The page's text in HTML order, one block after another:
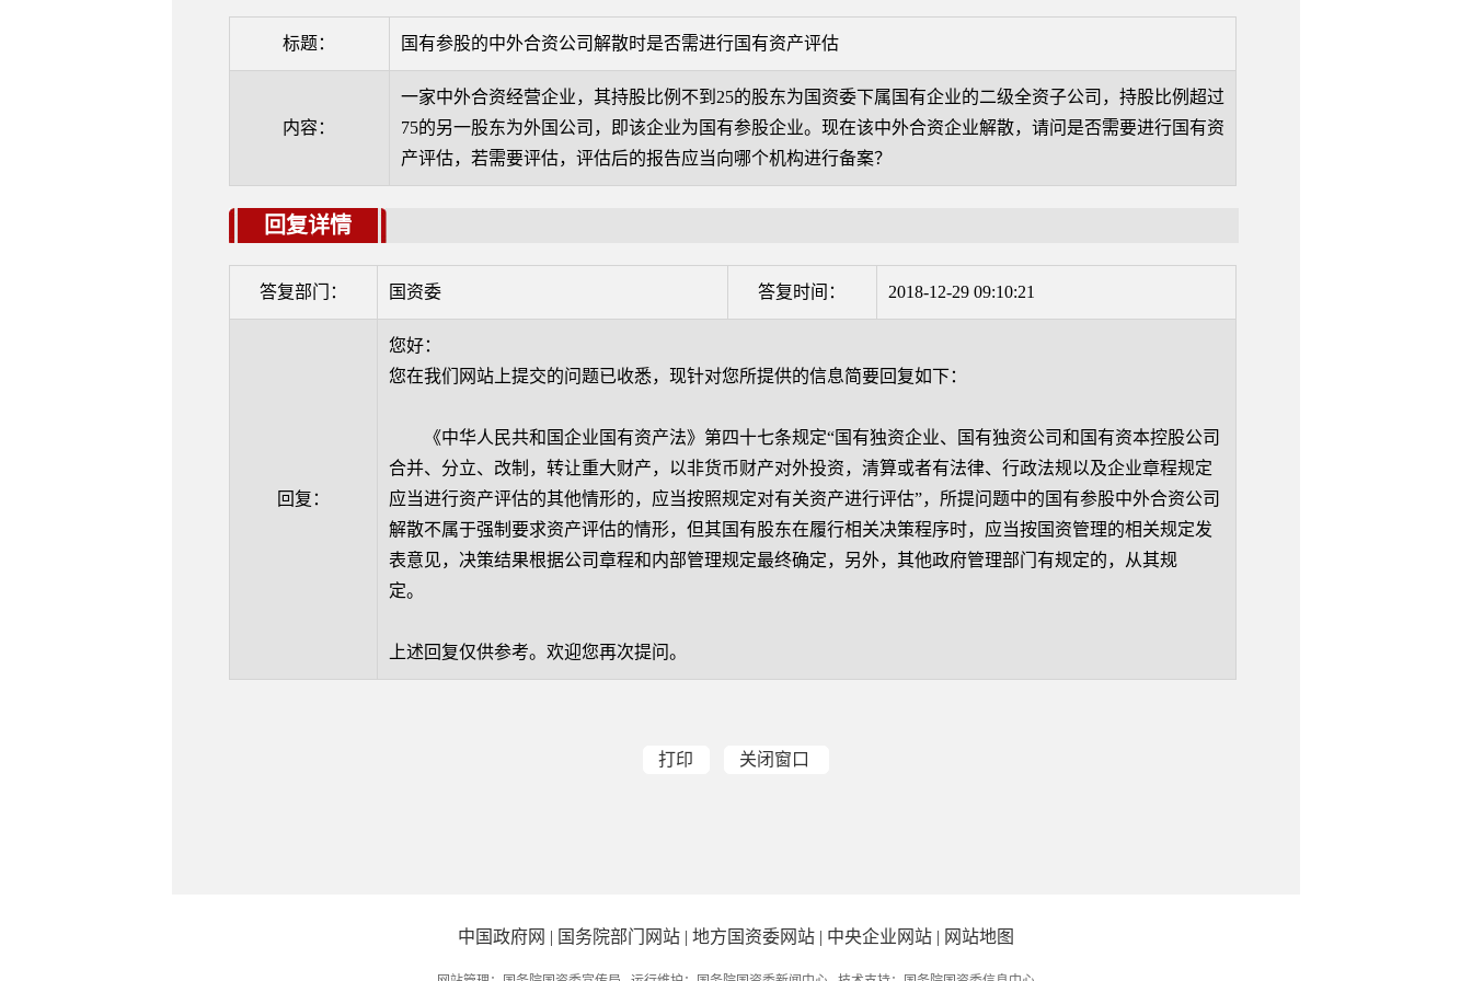
标题： 国有参股的中外合资公司解散时是否需进行国有资产评估
内容：
一家中外合资经营企业，其持股比例不到25的股东为国资委下属国有企业的二级全资子公司，持股比例超过
75的另一股东为外国公司，即该企业为国有参股企业。现在该中外合资企业解散，请问是否需要进行国有资
产评估，若需要评估，评估后的报告应当向哪个机构进行备案？
回复详情
答复部门： 国资委 答复时间： 2018-12-29 09:10:21
回复：
您好：
您在我们网站上提交的问题已收悉，现针对您所提供的信息简要回复如下：
《中华人民共和国企业国有资产法》第四十七条规定“国有独资企业、国有独资公司和国有资本控股公司
合并、分立、改制，转让重大财产，以非货币财产对外投资，清算或者有法律、行政法规以及企业章程规定
应当进行资产评估的其他情形的，应当按照规定对有关资产进行评估”，所提问题中的国有参股中外合资公司
解散不属于强制要求资产评估的情形，但其国有股东在履行相关决策程序时，应当按国资管理的相关规定发
表意见，决策结果根据公司章程和内部管理规定最终确定，另外，其他政府管理部门有规定的，从其规
定。
上述回复仅供参考。欢迎您再次提问。
打印 关闭窗口